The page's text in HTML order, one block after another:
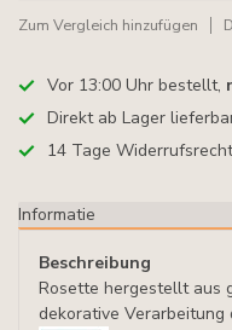
Zum Vergleich hinzufügen
Vor 13:00 Uhr bestellt,
Direkt ab Lager
14 Tage
Informatie
Beschreibung
Rosette hergestellt aus
dekorative Verarbeitung